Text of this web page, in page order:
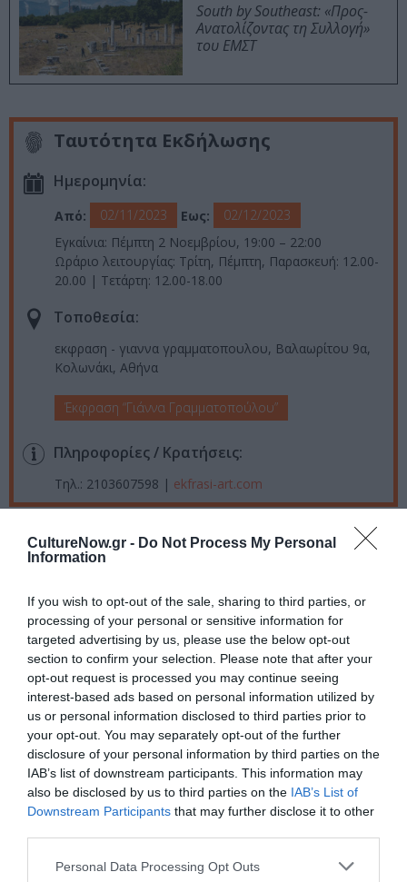
CultureNow.gr - Do Not Process My Personal
Information
If you wish to opt-out of the sale, sharing to third parties, or
processing of your personal or sensitive information for
targeted advertising by us, please use the below opt-out
section to confirm your selection. Please note that after your
opt-out request is processed you may continue seeing
interest-based ads based on personal information utilized by
us or personal information disclosed to third parties prior to
your opt-out. You may separately opt-out of the further
disclosure of your personal information by third parties on the
IAB’s list of downstream participants. This information may
also be disclosed by us to third parties on the IAB’s List of
Downstream Participants that may further disclose it to other
Personal Data Processing Opt Outs
South by Southeast: «Προς-
Ανατολίζοντας τη Συλλογή»
του ΕΜΣΤ
Ταυτότητα Εκδήλωσης
Ημερομηνία:
Από: 02/11/2023 Εως:
02/12/2023
Εγκαίνια: Πέμπτη 2 Νοεμβρίου, 19:00 – 22:00
Ωράριο λειτουργίας: Τρίτη, Πέμπτη, Παρασκευή: 12.00-
20.00 | Τετάρτη: 12.00-18.00
Τοποθεσία:
εκφραση - γιαννα γραμματοπουλου, Βαλαωρίτου 9α,
Κολωνάκι, Αθήνα
Έκφραση “Γιάννα Γραμματοπούλου”
Πληροφορίες / Κρατήσεις:
Τηλ.: 2103607598 | ekfrasi-art.com
Ακολουθήστε το Culturenow.gr στοGoogle Newsκαι
μάθετε πρώτοι όλες τις ειδήσεις
Δείτε όλα τατελευταία νέα για την Τέχνη και τον
Πολιτισμό στοCulturenow.gr
Νέοι Διαγωνισμοί❯
Tags
VIDEO ART - INSTALLATIONS
ΓΚΑΛΕΡΙ ΤΕΧΝΗΣ - ΑΙΘΟΥΣΕΣ ΤΕΧΝΗΣ
ΓΛΥΠΤΙΚΗ - ΧΑΡΑΚΤΙΚΗ
ΔΩΡΕΑΝ ΕΚΔΗΛΩΣΕΙΣ
ΕΙΚΑΣΤΙΚΕΣ ΕΚΘΕΣΕΙΣ